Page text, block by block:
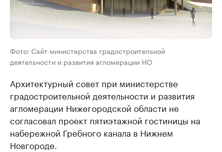
Фото: Сайт министерства градостроительной
деятельности и развития агломерации НО
Архитектурный совет при министерстве
градостроительной деятельности и развития
агломерации Нижегородской области не
согласовал проект пятиэтажной гостиницы на
набережной Гребного канала в Нижнем
Новгороде.